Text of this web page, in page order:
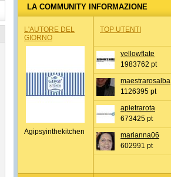
LA COMMUNITY INFORMAZIONE
REGIONALE
L'AUTORE DEL
GIORNO
Agipsyinthekitchen
TOP UTENTI
yellowflate
1983762 pt
maestrarosalba
1126395 pt
apietrarota
673425 pt
marianna06
602991 pt